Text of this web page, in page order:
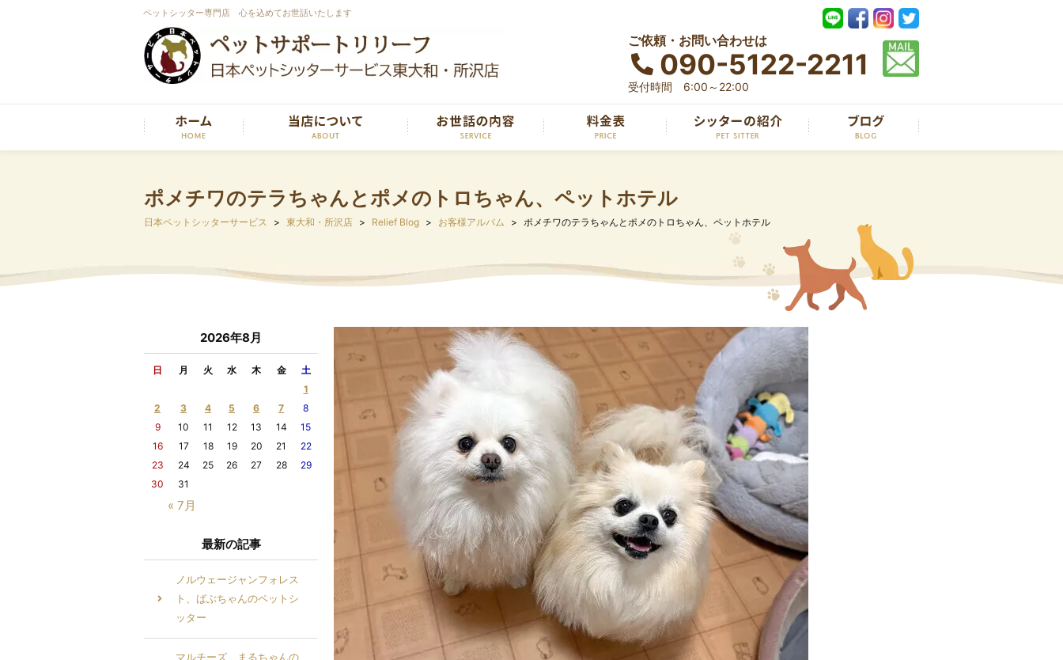
ペットシッター専門店 心を込めてお世話いたします
ご依頼・お問い合わせは
090-5122-2211
受付時間 6:00～22:00
ポメチワのテラちゃんとポメのトロちゃん、ペットホテル
日本ペットシッターサービス 東大和・所沢店 Relief Blog お客様アルバム ポメチワのテラちゃんとポメのトロちゃん、ペットホテル
2026年8月
日 月 火 水 木 金 土
« 7月
1
2
3 4 5 6 7
8
9
10 11 12 13 14
15
16
17 18 19 20 21
22
23
24 25 26 27 28
29
30
31
最新の記事
ノルウェージャンフォレス
ト、ばぶちゃんのペットシ
ッター
マルチーズ、まるちゃんの